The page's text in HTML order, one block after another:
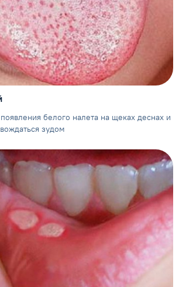
белого налета на щеках деснах и
зудом